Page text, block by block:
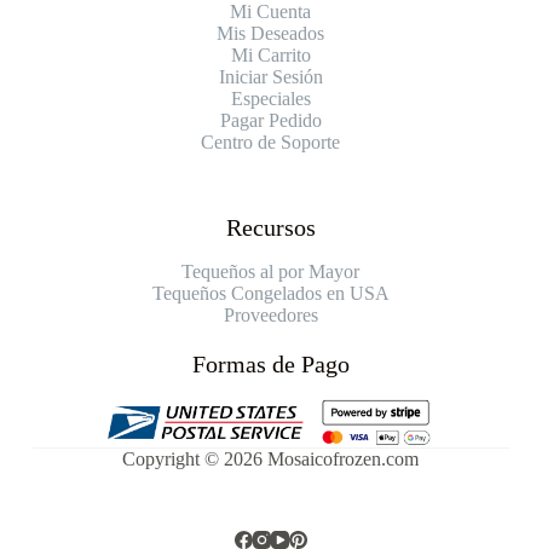
Mi Cuenta
Mis Deseados
Mi Carrito
Iniciar Sesión
Especiales
Pagar Pedido
Centro de Soporte
Recursos
Tequeños al por Mayor
Tequeños Congelados en USA
Proveedores
Formas de Pago
Copyright © 2026 Mosaicofrozen.com